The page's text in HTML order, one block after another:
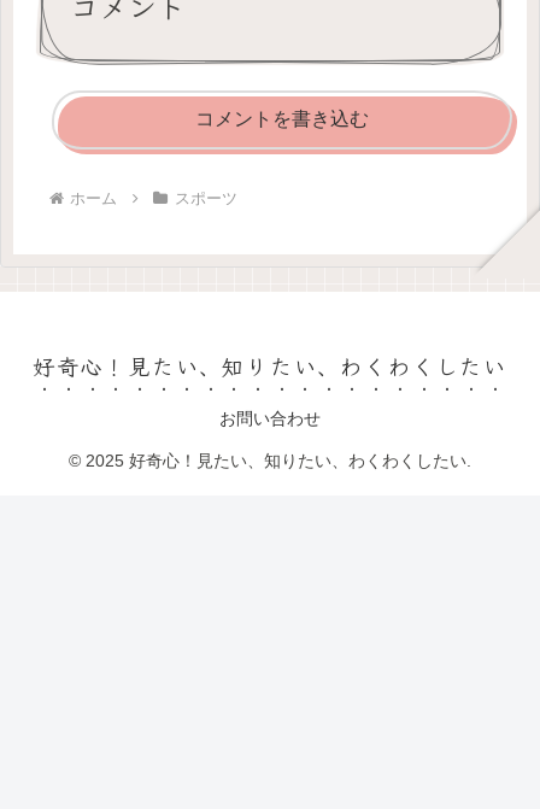
コメントを書き込む
ホーム スポーツ
好奇心！見たい、知りたい、わくわくしたい
お問い合わせ
© 2025 好奇心！見たい、知りたい、わくわくしたい.